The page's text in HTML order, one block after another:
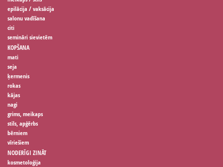
epilācija / vaksācija
salonu vadīšana
citi
semināri sievietēm
KOPŠANA
mati
seja
ķermenis
rokas
kājas
nagi
grims, meikaps
stils, apģērbs
bērniem
vīriešiem
NODERĪGI ZINĀT
kosmetoloģija